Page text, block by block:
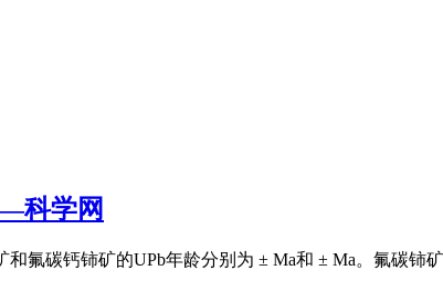
科学网
氟碳钙铈矿的UPb年龄分别为 ± Ma和 ± Ma。氟碳铈